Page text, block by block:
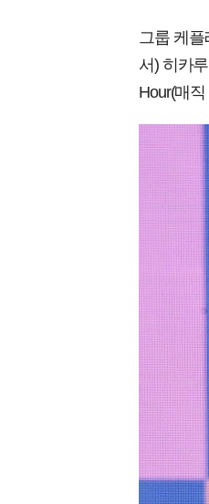
그룹 케플
서) 히카
Hour(매